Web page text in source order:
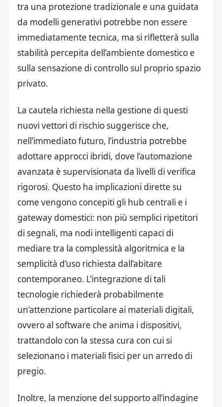
tra una protezione tradizionale e una guidata
da modelli generativi potrebbe non essere
immediatamente tecnica, ma si rifletterà sulla
stabilità percepita dell’ambiente domestico e
sulla sensazione di controllo sul proprio spazio
privato.
La cautela richiesta nella gestione di questi
nuovi vettori di rischio suggerisce che,
nell’immediato futuro, l’industria potrebbe
adottare approcci ibridi, dove l’automazione
avanzata è supervisionata da livelli di verifica
rigorosi. Questo ha implicazioni dirette su
come vengono concepiti gli hub centrali e i
gateway domestici: non più semplici ripetitori
di segnali, ma nodi intelligenti capaci di
mediare tra la complessità algoritmica e la
semplicità d’uso richiesta dall’abitare
contemporaneo. L’integrazione di tali
tecnologie richiederà probabilmente
un’attenzione particolare ai materiali digitali,
ovvero al software che anima i dispositivi,
trattandolo con la stessa cura con cui si
selezionano i materiali fisici per un arredo di
pregio.
Inoltre, la menzione del supporto all’indagine